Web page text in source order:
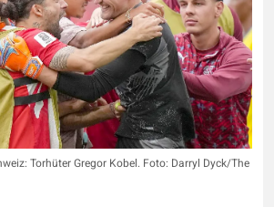
Torhüter Gregor Kobel. Foto: Darryl Dyck/The